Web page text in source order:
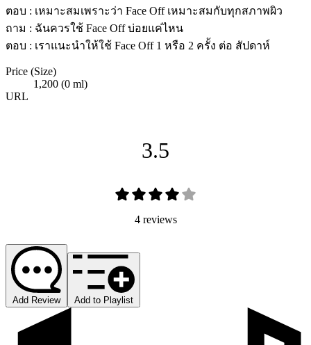
ตอบ : เหมาะสมเพราะว่า Face Off เหมาะสมกับทุกสภาพผิว
ถาม : ฉันควรใช้ Face Off บ่อยแค่ไหน
ตอบ : เราแนะนำให้ใช้ Face Off 1 หรือ 2 ครั้ง ต่อ สัปดาห์
Price (Size)
1,200 (0 ml)
URL
3.5
4 reviews
Add Review Add to Playlist